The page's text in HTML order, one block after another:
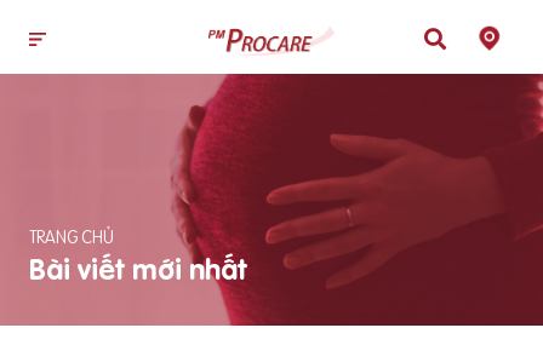
TRANG CHỦ
Bài viết mới nhất